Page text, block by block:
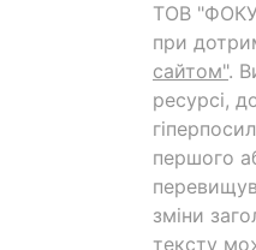
ТОВ
при
сайтом".
ресурсі,
першого
зміни
тексту